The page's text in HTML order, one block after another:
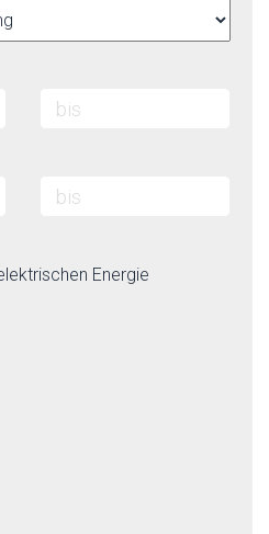
Energie